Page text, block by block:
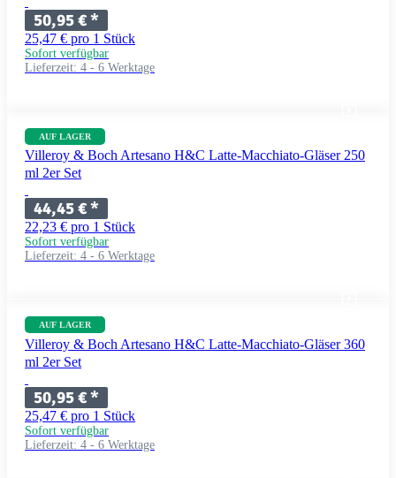
50,95 €*
25,47 € pro 1 Stück
Sofort verfügbar
Lieferzeit: 4 - 6 Werktage
AUF LAGER
Villeroy & Boch Artesano H&C Latte-Macchiato-Gläser 250
ml 2er Set
44,45 €*
22,23 € pro 1 Stück
Sofort verfügbar
Lieferzeit: 4 - 6 Werktage
AUF LAGER
Villeroy & Boch Artesano H&C Latte-Macchiato-Gläser 360
ml 2er Set
50,95 €*
25,47 € pro 1 Stück
Sofort verfügbar
Lieferzeit: 4 - 6 Werktage